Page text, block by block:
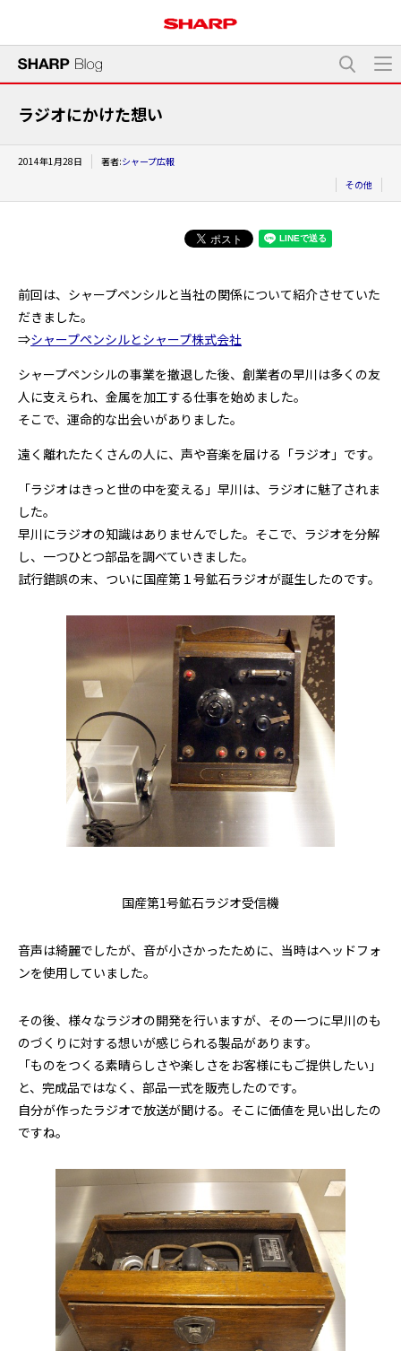
ラジオにかけた想い
2014年1月28日 著者:シャープ広報
その他
前回は、シャープペンシルと当社の関係について紹介させていた
だきました。
⇒シャープペンシルとシャープ株式会社
シャープペンシルの事業を撤退した後、創業者の早川は多くの友
人に支えられ、金属を加工する仕事を始めました。
そこで、運命的な出会いがありました。
遠く離れたたくさんの人に、声や音楽を届ける「ラジオ」です。
「ラジオはきっと世の中を変える」早川は、ラジオに魅了されま
した。
早川にラジオの知識はありませんでした。そこで、ラジオを分解
し、一つひとつ部品を調べていきました。
試行錯誤の末、ついに国産第１号鉱石ラジオが誕生したのです。
国産第1号鉱石ラジオ受信機
音声は綺麗でしたが、音が小さかったために、当時はヘッドフォ
ンを使用していました。
その後、様々なラジオの開発を行いますが、その一つに早川のも
のづくりに対する想いが感じられる製品があります。
「ものをつくる素晴らしさや楽しさをお客様にもご提供したい」
と、完成品ではなく、部品一式を販売したのです。
自分が作ったラジオで放送が聞ける。そこに価値を見い出したの
ですね。